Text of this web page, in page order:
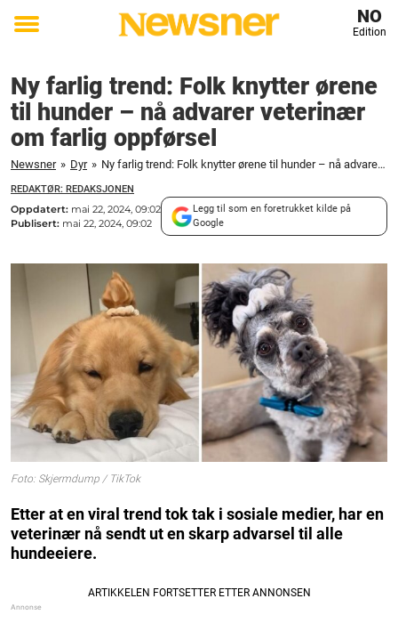
Toggle
NO
Edition
Ny farlig trend: Folk knytter ørene
til hunder – nå advarer veterinær
om farlig oppførsel
Newsner » Dyr » Ny farlig trend: Folk knytter ørene til hunder – nå advarer veterinær om farlig oppførsel
REDAKTØR: REDAKSJONEN
Oppdatert: mai 22, 2024, 09:02
Publisert: mai 22, 2024, 09:02
Legg til som en foretrukket kilde på
Google
Foto: Skjermdump / TikTok
Etter at en viral trend tok tak i sosiale medier, har en
veterinær nå sendt ut en skarp advarsel til alle
hundeeiere.